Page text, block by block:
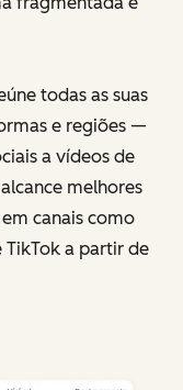
todas as suas
e regiões —
a vídeos de
melhores
canais como
TikTok a partir de